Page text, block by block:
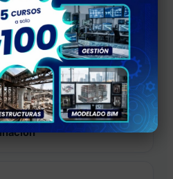
eléctricos comercial
▼
tomacorrientes